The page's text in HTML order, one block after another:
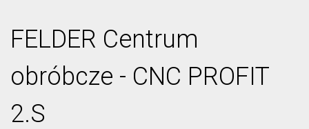
FELDER Centrum
obróbcze - CNC PROFIT
2.S